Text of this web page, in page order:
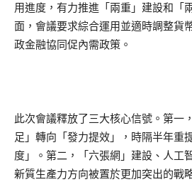
用進度，有力推進「兩重」建設和「
面，會議要求綜合運用並適時調整貨
政金融協同促內需政策。
此次會議釋放了三大核心信號。第一
足」轉向「發力提效」，時隔半年重
度」。第二，「六張網」建設、人工
新質生產力方向被置於更加突出的戰